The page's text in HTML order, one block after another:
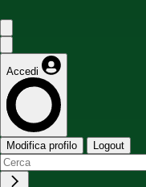
Accedi
Modifica profilo Logout